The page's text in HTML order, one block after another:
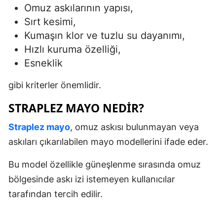
Omuz askılarının yapısı,
Sırt kesimi,
Kumaşın klor ve tuzlu su dayanımı,
Hızlı kuruma özelliği,
Esneklik
gibi kriterler önemlidir.
STRAPLEZ MAYO NEDIR?
Straplez mayo, omuz askısı bulunmayan veya
askıları çıkarılabilen mayo modellerini ifade eder.
Bu model özellikle güneşlenme sırasında omuz
bölgesinde askı izi istemeyen kullanıcılar
tarafından tercih edilir.